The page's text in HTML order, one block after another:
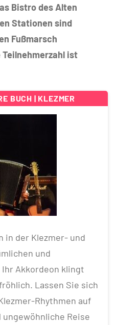
Bistro des Alten
Stationen sind
Fußmarsch
ist
BUCH | KLEZMER
in der Klezmer- und
und
Akkordeon klingt
Lassen Sie sich
Rhythmen auf
Reise